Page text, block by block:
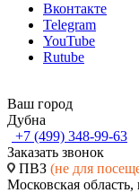
Вконтакте
Telegram
YouTube
Rutube
Ваш город
Дубна
+7 (499) 348-99-63
Заказать звонок
ПВЗ (не для
Московская